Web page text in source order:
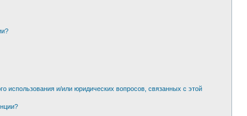
использования и/или юридических вопросов, связанных с этой